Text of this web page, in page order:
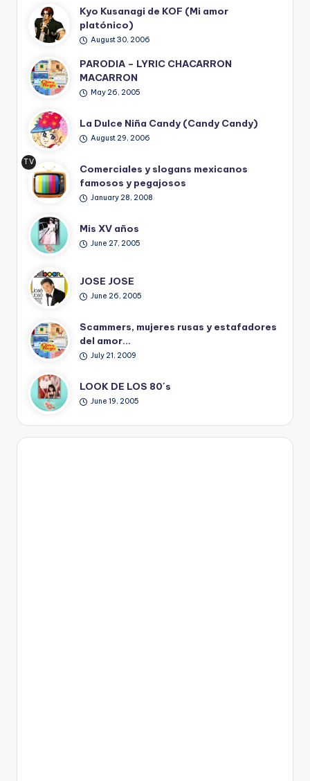
Kyo Kusanagi de KOF (Mi amor
platónico)
August 30, 2006
PARODIA – LYRIC CHACARRON
MACARRON
May 26, 2005
La Dulce Niña Candy (Candy Candy)
August 29, 2006
TV
Ret
ro
Comerciales y slogans mexicanos
famosos y pegajosos
January 28, 2008
Mis XV años
June 27, 2005
JOSE JOSE
June 26, 2005
Scammers, mujeres rusas y estafadores
del amor…
July 21, 2009
LOOK DE LOS 80´s
June 19, 2005